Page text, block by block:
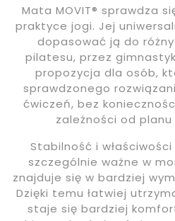
Mata MOVIT® sprawdza
praktyce jogi. Jej
dopasować ją do
pilatesu, przez
propozycja dla osób,
sprawdzonego
ćwiczeń, bez
zależności od
Stabilność i
szczególnie ważne w
znajduje się w bardziej
Dzięki temu łatwiej
staje się bardziej